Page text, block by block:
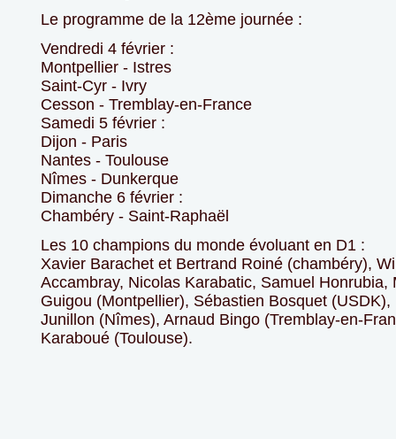
Le programme de la 12ème journée :
Vendredi 4 février :
Montpellier - Istres
Saint-Cyr - Ivry
Cesson - Tremblay-en-France
Samedi 5 février :
Dijon - Paris
Nantes - Toulouse
Nîmes - Dunkerque
Dimanche 6 février :
Chambéry - Saint-Raphaël
Les 10 champions du monde évoluant en D1 :
Xavier Barachet et Bertrand Roiné (chambéry),
Accambray, Nicolas Karabatic, Samuel Honrubia,
Guigou (Montpellier), Sébastien Bosquet (USDK),
Junillon (Nîmes), Arnaud Bingo (Tremblay-en-
Karaboué (Toulouse).